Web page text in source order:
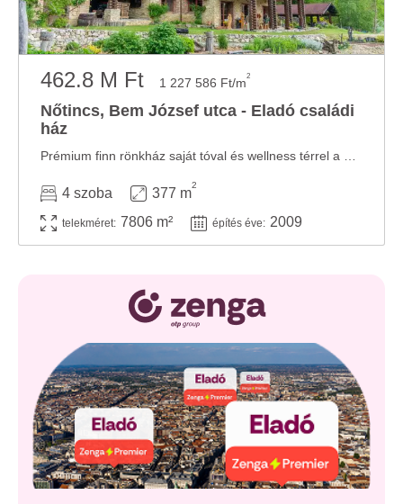
462.8 M Ft 1 227 586 Ft/m2
Nőtincs, Bem József utca - Eladó családi
ház
4 szoba 377 m
2
telekméret: 7806 m² építés éve: 2009